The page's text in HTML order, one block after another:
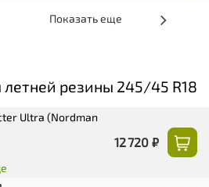
Показать еще
резины 245/45 R18
Ultra (Nordman
12 720 ₽